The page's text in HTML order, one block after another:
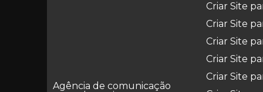
Agência de comunicação
Criar Site
Criar Site
Criar Site
Criar Site
Criar Site